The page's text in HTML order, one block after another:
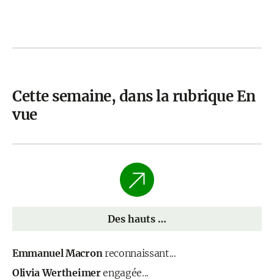
Cette semaine, dans la rubrique En
vue
Des hauts …
Emmanuel Macronreconnaissant...
Olivia Wertheimerengagée...